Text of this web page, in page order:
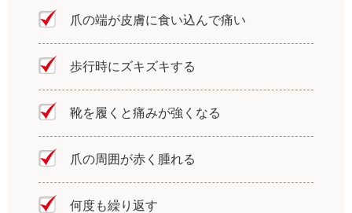
爪の端が皮膚に食い込んで痛い
歩行時にズキズキする
靴を履くと痛みが強くなる
爪の周囲が赤く腫れる
何度も繰り返す